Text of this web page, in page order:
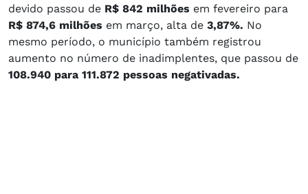
devido passou de R$ 842 milhões em fevereiro para
R$ 874,6 milhões em março, alta de 3,87%. No
mesmo período, o município também registrou
aumento no número de inadimplentes, que passou de
108.940 para 111.872 pessoas negativadas.